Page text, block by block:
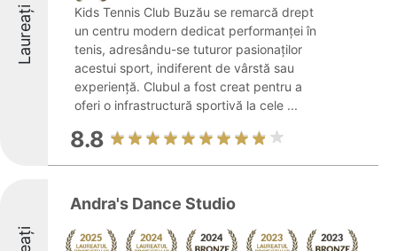
Laureați
Kids Tennis Club Buzău se remarcă drept
un centru modern dedicat performanței în
tenis, adresându-se tuturor pasionaților
acestui sport, indiferent de vârstă sau
experiență. Clubul a fost creat pentru a
oferi o infrastructură sportivă la cele ...
8.8
Andra's Dance Studio